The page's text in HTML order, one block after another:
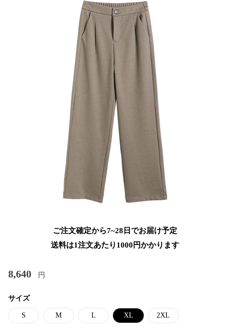
ご注文確定から7~28日でお届け予定
送料は1注文あたり 1000 円かかります
8,640 円
サイズ
S M L XL 2XL